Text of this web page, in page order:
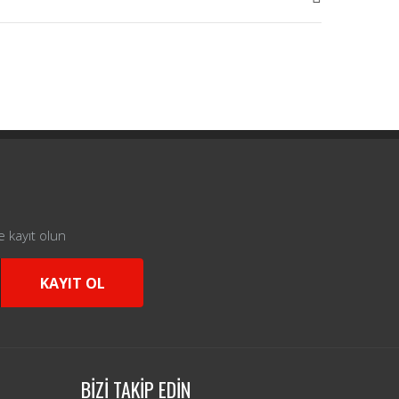
kayıt olun
KAYIT OL
BİZİ TAKİP EDİN